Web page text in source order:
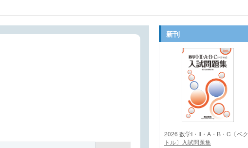
新刊
2026 数学I・II・A・B・C〔ベク
トル〕入試問題集